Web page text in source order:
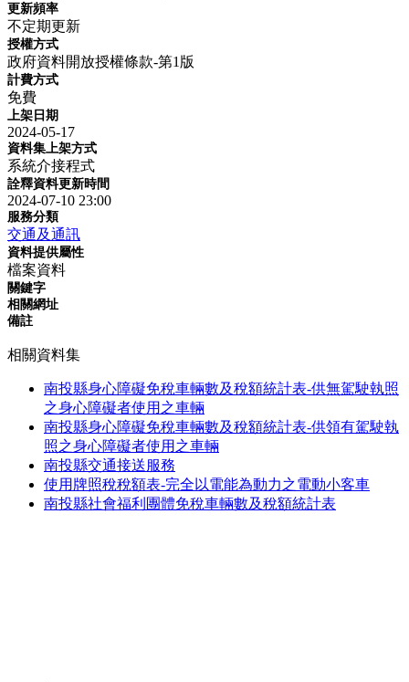
更新頻率
不定期更新
授權方式
政府資料開放授權條款-第1版
計費方式
免費
上架日期
2024-05-17
資料集上架方式
系統介接程式
詮釋資料更新時間
2024-07-10 23:00
服務分類
交通及通訊
資料提供屬性
檔案資料
關鍵字
相關網址
備註
相關資料集
南投縣身心障礙免稅車輛數及稅額統計表-供無駕駛執照
之身心障礙者使用之車輛
南投縣身心障礙免稅車輛數及稅額統計表-供領有駕駛執
照之身心障礙者使用之車輛
南投縣交通接送服務
使用牌照稅稅額表-完全以電能為動力之電動小客車
南投縣社會福利團體免稅車輛數及稅額統計表